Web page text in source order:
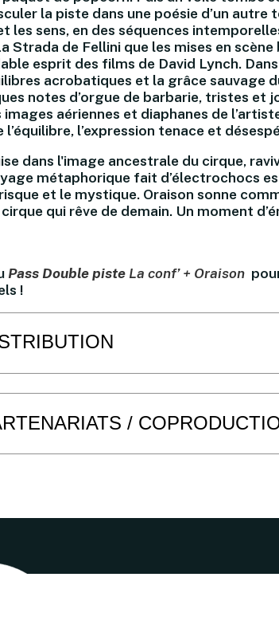
la piste dans une poésie d’un autre
les sens, en des séquences
Strada de Fellini que les mises en
esprit des films de David Lynch.
acrobatiques et la grâce sauvage
notes d’orgue de barbarie, tristes et
images aériennes et diaphanes de
l’expression tenace et
dans l'image ancestrale du cirque,
métaphorique fait d’électrochocs
et le mystique. Oraison sonne
qui rêve de demain. Un moment
Pass Double pisteLa conf’ + Oraison
!
/